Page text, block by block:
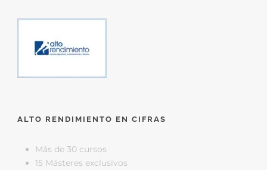
ALTO RENDIMIENTO EN CIFRAS
Más de 30 cursos
15 Másteres exclusivos